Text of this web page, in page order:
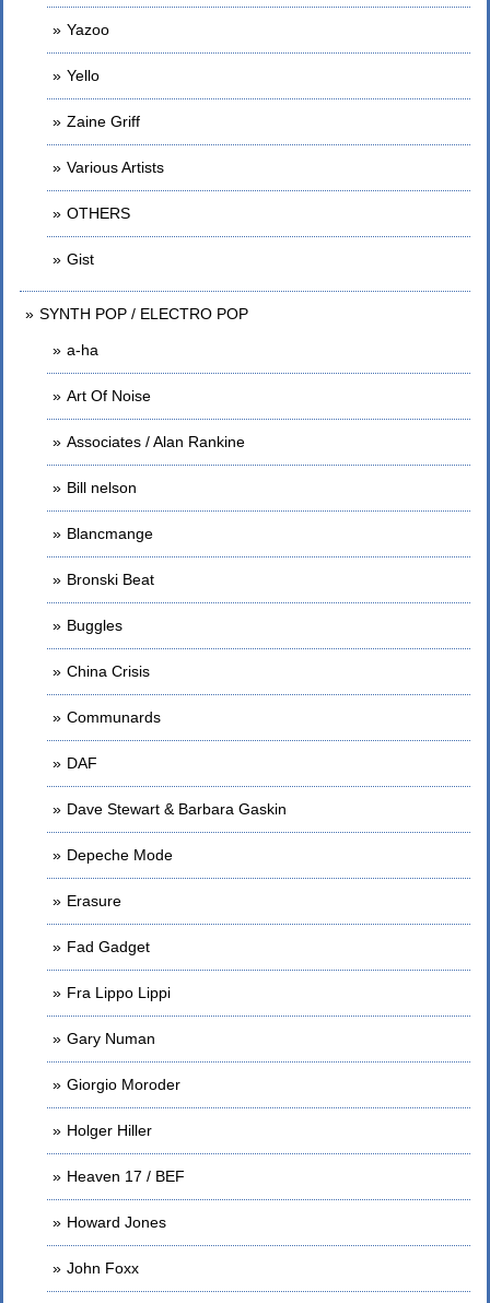
Yazoo
Yello
Zaine Griff
Various Artists
OTHERS
Gist
SYNTH POP / ELECTRO POP
a-ha
Art Of Noise
Associates / Alan Rankine
Bill nelson
Blancmange
Bronski Beat
Buggles
China Crisis
Communards
DAF
Dave Stewart & Barbara Gaskin
Depeche Mode
Erasure
Fad Gadget
Fra Lippo Lippi
Gary Numan
Giorgio Moroder
Holger Hiller
Heaven 17 / BEF
Howard Jones
John Foxx